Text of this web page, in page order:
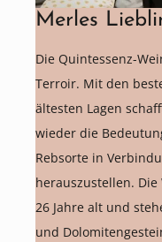
Merles
Die Quintessenz-
Terroir. Mit den
ältesten Lagen
wieder die
Rebsorte in
herauszustellen.
26 Jahre alt und
und